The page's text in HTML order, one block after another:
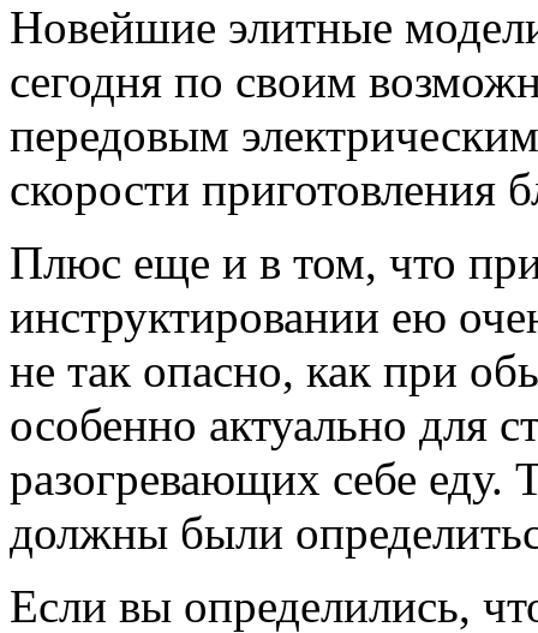
Новейшие элитные
сегодня по своим
передовым
скорости приготовления
Плюс еще и в том, что
инструктировании ею
не так опасно, как при
особенно актуально для
разогревающих себе еду.
должны были
Если вы определились,